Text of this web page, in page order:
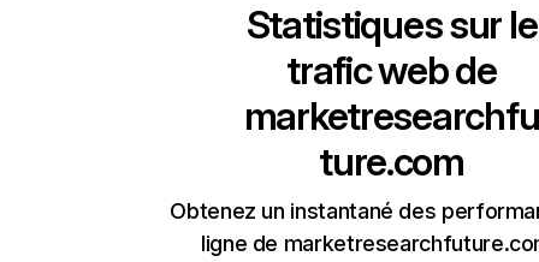
Statistiques sur le
trafic web de
marketresearchfu
ture.com
Obtenez un instantané des
ligne de